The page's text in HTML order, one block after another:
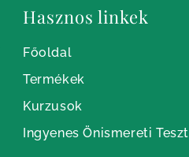
Hasznos linkek
Főoldal
Termékek
Kurzusok
Ingyenes Önismereti Teszt